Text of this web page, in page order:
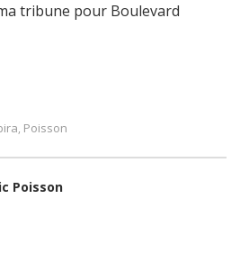
tribune pour Boulevard
, Poisson
Poisson